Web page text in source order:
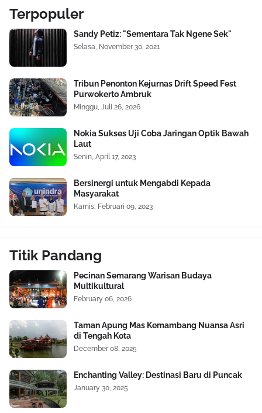
Terpopuler
Sandy Petiz: "Sementara Tak Ngene Sek"
Selasa, November 30, 2021
Tribun Penonton Kejurnas Drift Speed Fest
Purwokerto Ambruk
Minggu, Juli 26, 2026
Nokia Sukses Uji Coba Jaringan Optik Bawah
Laut
Senin, April 17, 2023
Bersinergi untuk Mengabdi Kepada
Masyarakat
Kamis, Februari 09, 2023
Titik Pandang
Pecinan Semarang Warisan Budaya
Multikultural
February 06, 2026
Taman Apung Mas Kemambang Nuansa Asri
di Tengah Kota
December 08, 2025
Enchanting Valley: Destinasi Baru di Puncak
January 30, 2025